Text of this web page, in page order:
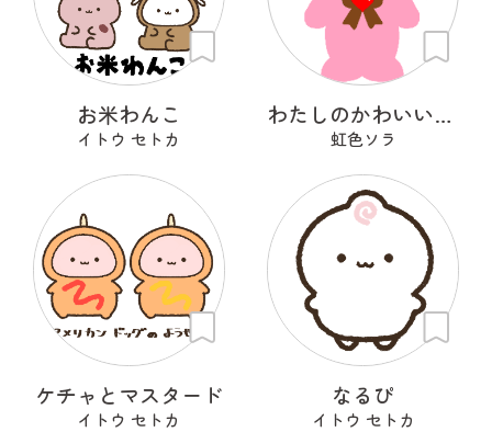
お米わんこ
イトウ セトカ
わたしのかわいいせかい
虹色ソラ
ケチャとマスタード
イトウ セトカ
なるぴ
イトウ セトカ